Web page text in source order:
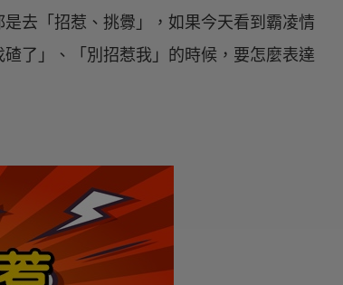
去「招惹、挑釁」，如果今天看到霸凌情
了」、「別招惹我」的時候，要怎麼表達